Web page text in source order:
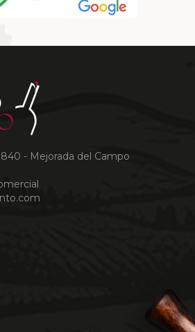
- Mejorada del Campo